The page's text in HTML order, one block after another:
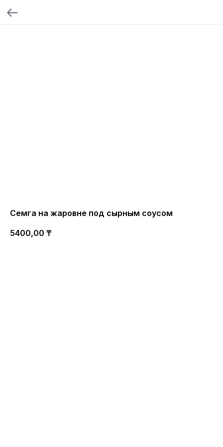
Семга на жаровне под сырным соусом
5400,00 ₸